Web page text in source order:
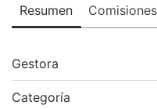
Resumen Comisiones
Gestora
Categoría